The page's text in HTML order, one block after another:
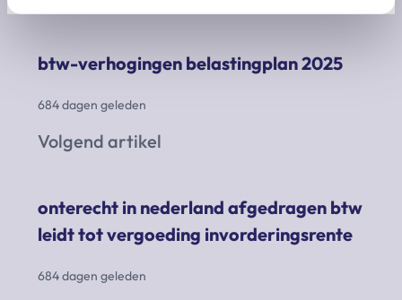
btw-verhogingen belastingplan 2025
684 dagen geleden
Volgend artikel
onterecht in nederland afgedragen btw
leidt tot vergoeding invorderingsrente
684 dagen geleden